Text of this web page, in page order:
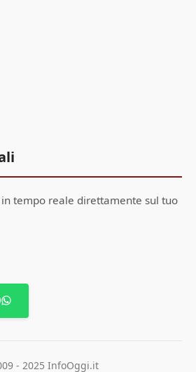
tempo reale direttamente sul tuo
- 2025 InfoOggi.it